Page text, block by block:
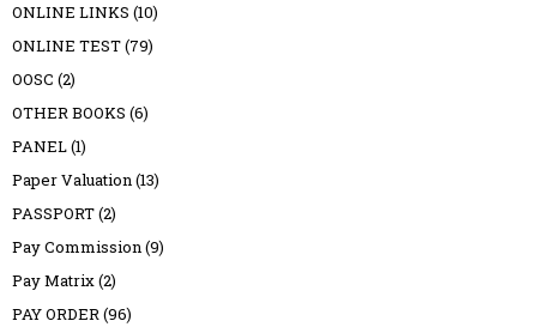
ONLINE LINKS (10)
ONLINE TEST(79)
OOSC (2)
OTHER BOOKS (6)
PANEL(1)
Paper Valuation(13)
PASSPORT(2)
Pay Commission(9)
Pay Matrix(2)
PAY ORDER(96)